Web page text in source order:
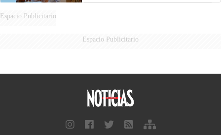
Espacio Publicitario
Espacio Publicitario